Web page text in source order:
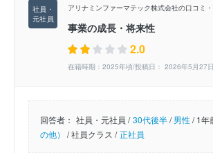
アリナミンファーマテック株式会社の口コミ
事業の成長・将来性
2.0
在籍時期：2025年頃/投稿日： 2026年5月27日
回答者： 社員・元社員 / 30代後半/男性/1年
の他） /社員クラス / 正社員